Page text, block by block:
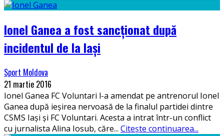
Ionel Ganea a fost sancționat după
incidentul de la Iași
Sport Moldova
21 martie 2016
Ionel Ganea FC Voluntari l-a amendat pe antrenorul Ionel
Ganea după ieșirea nervoasă de la finalul partidei dintre
CSMS Iași și FC Voluntari. Acesta a intrat într-un conflict
cu jurnalista Alina Iosub, căre... Citește continuarea...